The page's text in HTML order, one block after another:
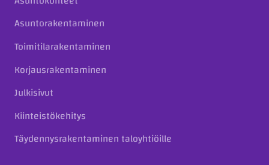
Asuntorakentaminen
Toimitilarakentaminen
Korjausrakentaminen
Julkisivut
Kiinteistökehitys
Täydennysrakentaminen taloyhtiöille